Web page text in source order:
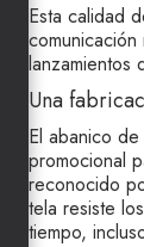
Esta calidad
lanzamientos
Una
El abanico
promocional
reconocido
tela resiste
tiempo,